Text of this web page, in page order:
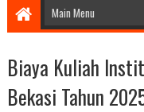
Biaya Kuliah
Bekasi Tahun